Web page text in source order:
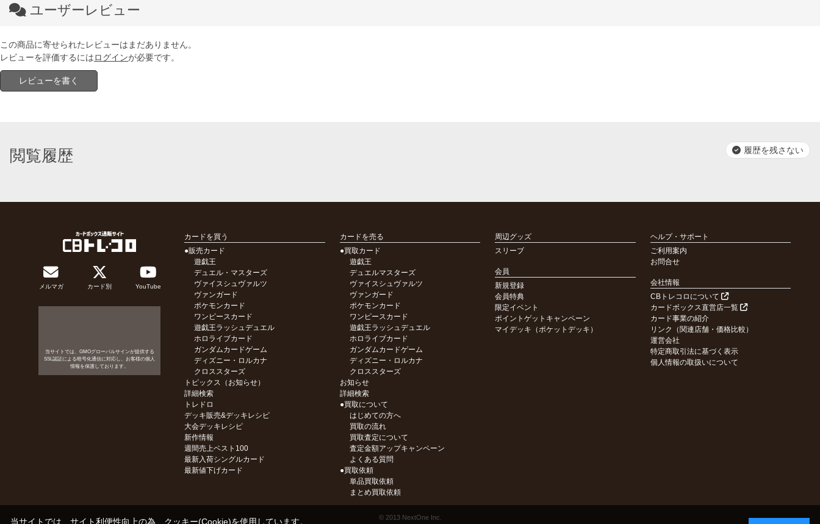
ユーザーレビュー
この商品に寄せられたレビューはまだありません。
レビューを評価するにはログインが必要です。
レビューを書く
閲覧履歴 履歴を残さない
メルマガ カード別 YouTube
当サイトでは、GMOグローバルサインが提供する
SSL認証による暗号化通信に対応し、お客様の個人
情報を保護しております。
カードを買う
●販売カード
遊戯王
デュエル・マスターズ
ヴァイスシュヴァルツ
ヴァンガード
ポケモンカード
ワンピースカード
遊戯王ラッシュデュエル
ホロライブカード
ガンダムカードゲーム
ディズニー・ロルカナ
クロススターズ
トピックス（お知らせ）
詳細検索
トレドロ
デッキ販売&デッキレシピ
大会デッキレシピ
新作情報
週間売上ベスト100
最新入荷シングルカード
最新値下げカード
カードを売る
●買取カード
遊戯王
デュエルマスターズ
ヴァイスシュヴァルツ
ヴァンガード
ポケモンカード
ワンピースカード
遊戯王ラッシュデュエル
ホロライブカード
ガンダムカードゲーム
ディズニー・ロルカナ
クロススターズ
お知らせ
詳細検索
●買取について
はじめての方へ
買取の流れ
買取査定について
査定金額アップキャンペーン
よくある質問
●買取依頼
単品買取依頼
まとめ買取依頼
周辺グッズ
スリーブ
会員
新規登録
会員特典
限定イベント
ポイントゲットキャンペーン
マイデッキ（ポケットデッキ）
ヘルプ・サポート
ご利用案内
お問合せ
会社情報
CBトレコロについて
カードボックス直営店一覧
カード事業の紹介
リンク（関連店舗・価格比較）
運営会社
特定商取引法に基づく表示
個人情報の取扱いについて
© 2013 NextOne Inc.
当サイトでは、サイト利便性向上の為、クッキー(Cookie)を使用しています。